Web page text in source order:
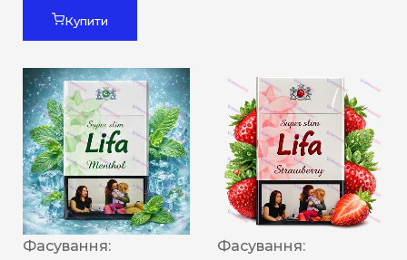
Купити
Фасування:
Фасування: